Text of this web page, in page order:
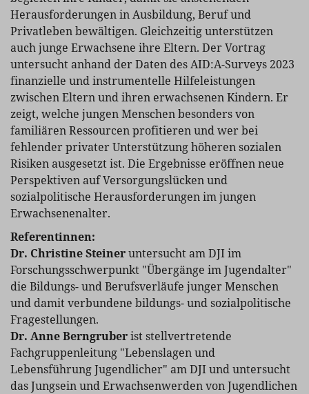
Herausforderungen in Ausbildung, Beruf und
Privatleben bewältigen. Gleichzeitig unterstützen
auch junge Erwachsene ihre Eltern. Der Vortrag
untersucht anhand der Daten des AID:A-Surveys 2023
finanzielle und instrumentelle Hilfeleistungen
zwischen Eltern und ihren erwachsenen Kindern. Er
zeigt, welche jungen Menschen besonders von
familiären Ressourcen profitieren und wer bei
fehlender privater Unterstützung höheren sozialen
Risiken ausgesetzt ist. Die Ergebnisse eröffnen neue
Perspektiven auf Versorgungslücken und
sozialpolitische Herausforderungen im jungen
Erwachsenenalter.
Referentinnen:
Dr. Christine Steineruntersucht am DJI im
Forschungsschwerpunkt "Übergänge im Jugendalter"
die Bildungs- und Berufsverläufe junger Menschen
und damit verbundene bildungs- und sozialpolitische
Fragestellungen.
Dr. Anne Berngruberist stellvertretende
Fachgruppenleitung "Lebenslagen und
Lebensführung Jugendlicher" am DJI und untersucht
das Jungsein und Erwachsenwerden von Jugendlichen